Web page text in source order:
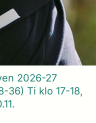
2026-27
36) Ti klo 17-18,